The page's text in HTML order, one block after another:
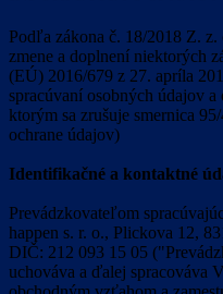
Podľa zákona č. 18/2018 Z.
zmene a doplnení niektorých
(EÚ) 2016/679 z 27. apríla
spracúvaní osobných údajov
ktorým sa zrušuje smernica
ochrane údajov)
Identifikačné a kontaktné
Prevádzkovateľom
happen s. r. o., Plickova 12,
DIČ: 212 093 15 05
uchováva a ďalej spracováva